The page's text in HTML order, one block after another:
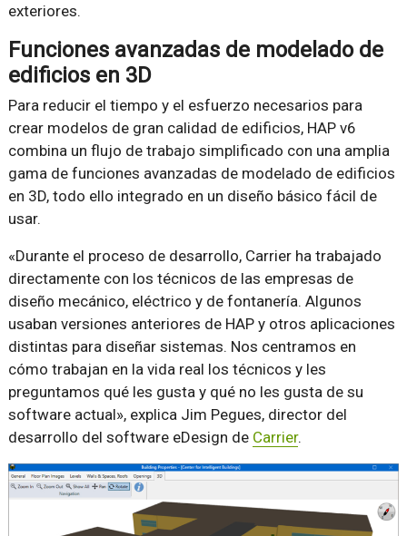
exteriores.
Funciones avanzadas de modelado de
edificios en 3D
Para reducir el tiempo y el esfuerzo necesarios para
crear modelos de gran calidad de edificios, HAP v6
combina un flujo de trabajo simplificado con una amplia
gama de funciones avanzadas de modelado de edificios
en 3D, todo ello integrado en un diseño básico fácil de
usar.
«Durante el proceso de desarrollo, Carrier ha trabajado
directamente con los técnicos de las empresas de
diseño mecánico, eléctrico y de fontanería. Algunos
usaban versiones anteriores de HAP y otros aplicaciones
distintas para diseñar sistemas. Nos centramos en
cómo trabajan en la vida real los técnicos y les
preguntamos qué les gusta y qué no les gusta de su
software actual», explica Jim Pegues, director del
desarrollo del software eDesign de Carrier.